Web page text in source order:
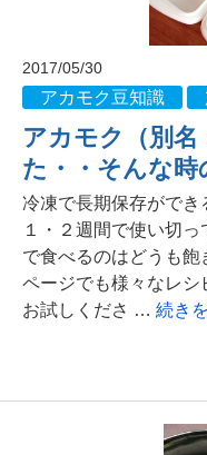
2017/05/30
アカモク豆知識
アカモク（別
た・・そんな時
冷凍で長期保存ができ
１・２週間で使い切
で食べるのはどうも
ページでも様々なレ
お試しくださ … 続き